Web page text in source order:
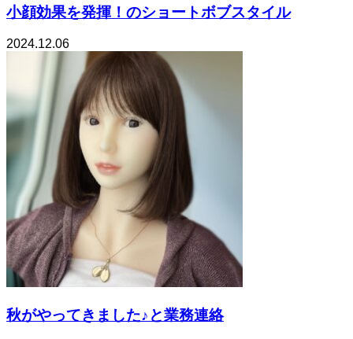
小顔効果を発揮！のショートボブスタイル
2024.12.06
秋がやってきました♪と業務連絡